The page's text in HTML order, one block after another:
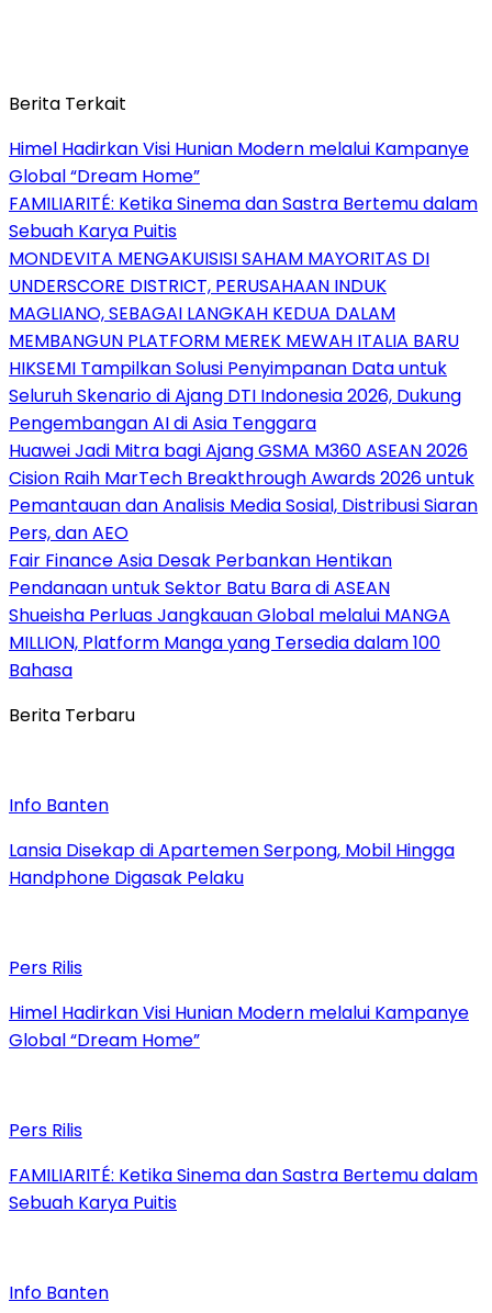
Berita Terkait
Himel Hadirkan Visi Hunian Modern melalui Kampanye
Global “Dream Home”
FAMILIARITÉ: Ketika Sinema dan Sastra Bertemu dalam
Sebuah Karya Puitis
MONDEVITA MENGAKUISISI SAHAM MAYORITAS DI
UNDERSCORE DISTRICT, PERUSAHAAN INDUK
MAGLIANO, SEBAGAI LANGKAH KEDUA DALAM
MEMBANGUN PLATFORM MEREK MEWAH ITALIA BARU
HIKSEMI Tampilkan Solusi Penyimpanan Data untuk
Seluruh Skenario di Ajang DTI Indonesia 2026, Dukung
Pengembangan AI di Asia Tenggara
Huawei Jadi Mitra bagi Ajang GSMA M360 ASEAN 2026
Cision Raih MarTech Breakthrough Awards 2026 untuk
Pemantauan dan Analisis Media Sosial, Distribusi Siaran
Pers, dan AEO
Fair Finance Asia Desak Perbankan Hentikan
Pendanaan untuk Sektor Batu Bara di ASEAN
Shueisha Perluas Jangkauan Global melalui MANGA
MILLION, Platform Manga yang Tersedia dalam 100
Bahasa
Berita Terbaru
Info Banten
Lansia Disekap di Apartemen Serpong, Mobil Hingga
Handphone Digasak Pelaku
Pers Rilis
Himel Hadirkan Visi Hunian Modern melalui Kampanye
Global “Dream Home”
Pers Rilis
FAMILIARITÉ: Ketika Sinema dan Sastra Bertemu dalam
Sebuah Karya Puitis
Info Banten